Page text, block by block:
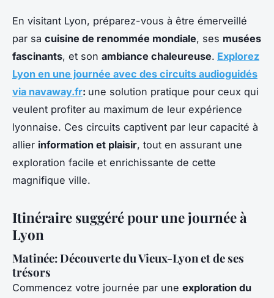
En visitant Lyon, préparez-vous à être émerveillé
par sa cuisine de renommée mondiale, ses musées
fascinants, et son ambiance chaleureuse. Explorez
Lyon en une journée avec des circuits audioguidés
via navaway.fr: une solution pratique pour ceux qui
veulent profiter au maximum de leur expérience
lyonnaise. Ces circuits captivent par leur capacité à
allier information et plaisir, tout en assurant une
exploration facile et enrichissante de cette
magnifique ville.
Itinéraire suggéré pour une journée à
Lyon
Matinée: Découverte du Vieux-Lyon et de ses
trésors
Commencez votre journée par une exploration du